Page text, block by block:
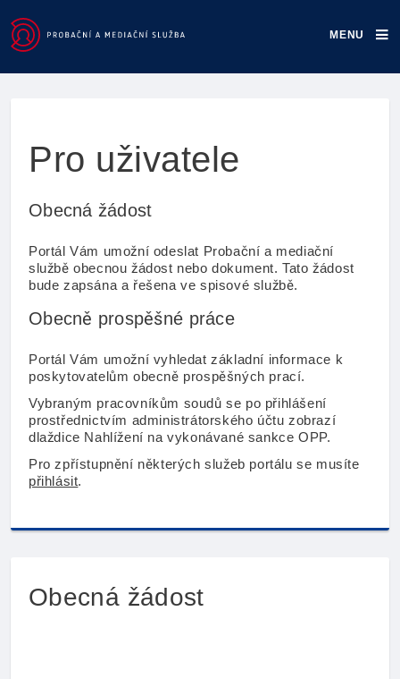
Pro uživatele
Obecná žádost
Portál Vám umožní odeslat Probační a mediační
službě obecnou žádost nebo dokument. Tato žádost
bude zapsána a řešena ve spisové službě.
Obecně prospěšné práce
Portál Vám umožní vyhledat základní informace k
poskytovatelům obecně prospěšných prací.
Vybraným pracovníkům soudů se po přihlášení
prostřednictvím administrátorského účtu zobrazí
dlaždice Nahlížení na vykonávané sankce OPP.
Pro zpřístupnění některých služeb portálu se musíte
přihlásit.
Obecná žádost
MENU